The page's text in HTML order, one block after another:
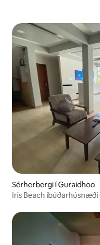
Sérherbergi í Guraidhoo
Iris Beach íbúðarhúsnæði